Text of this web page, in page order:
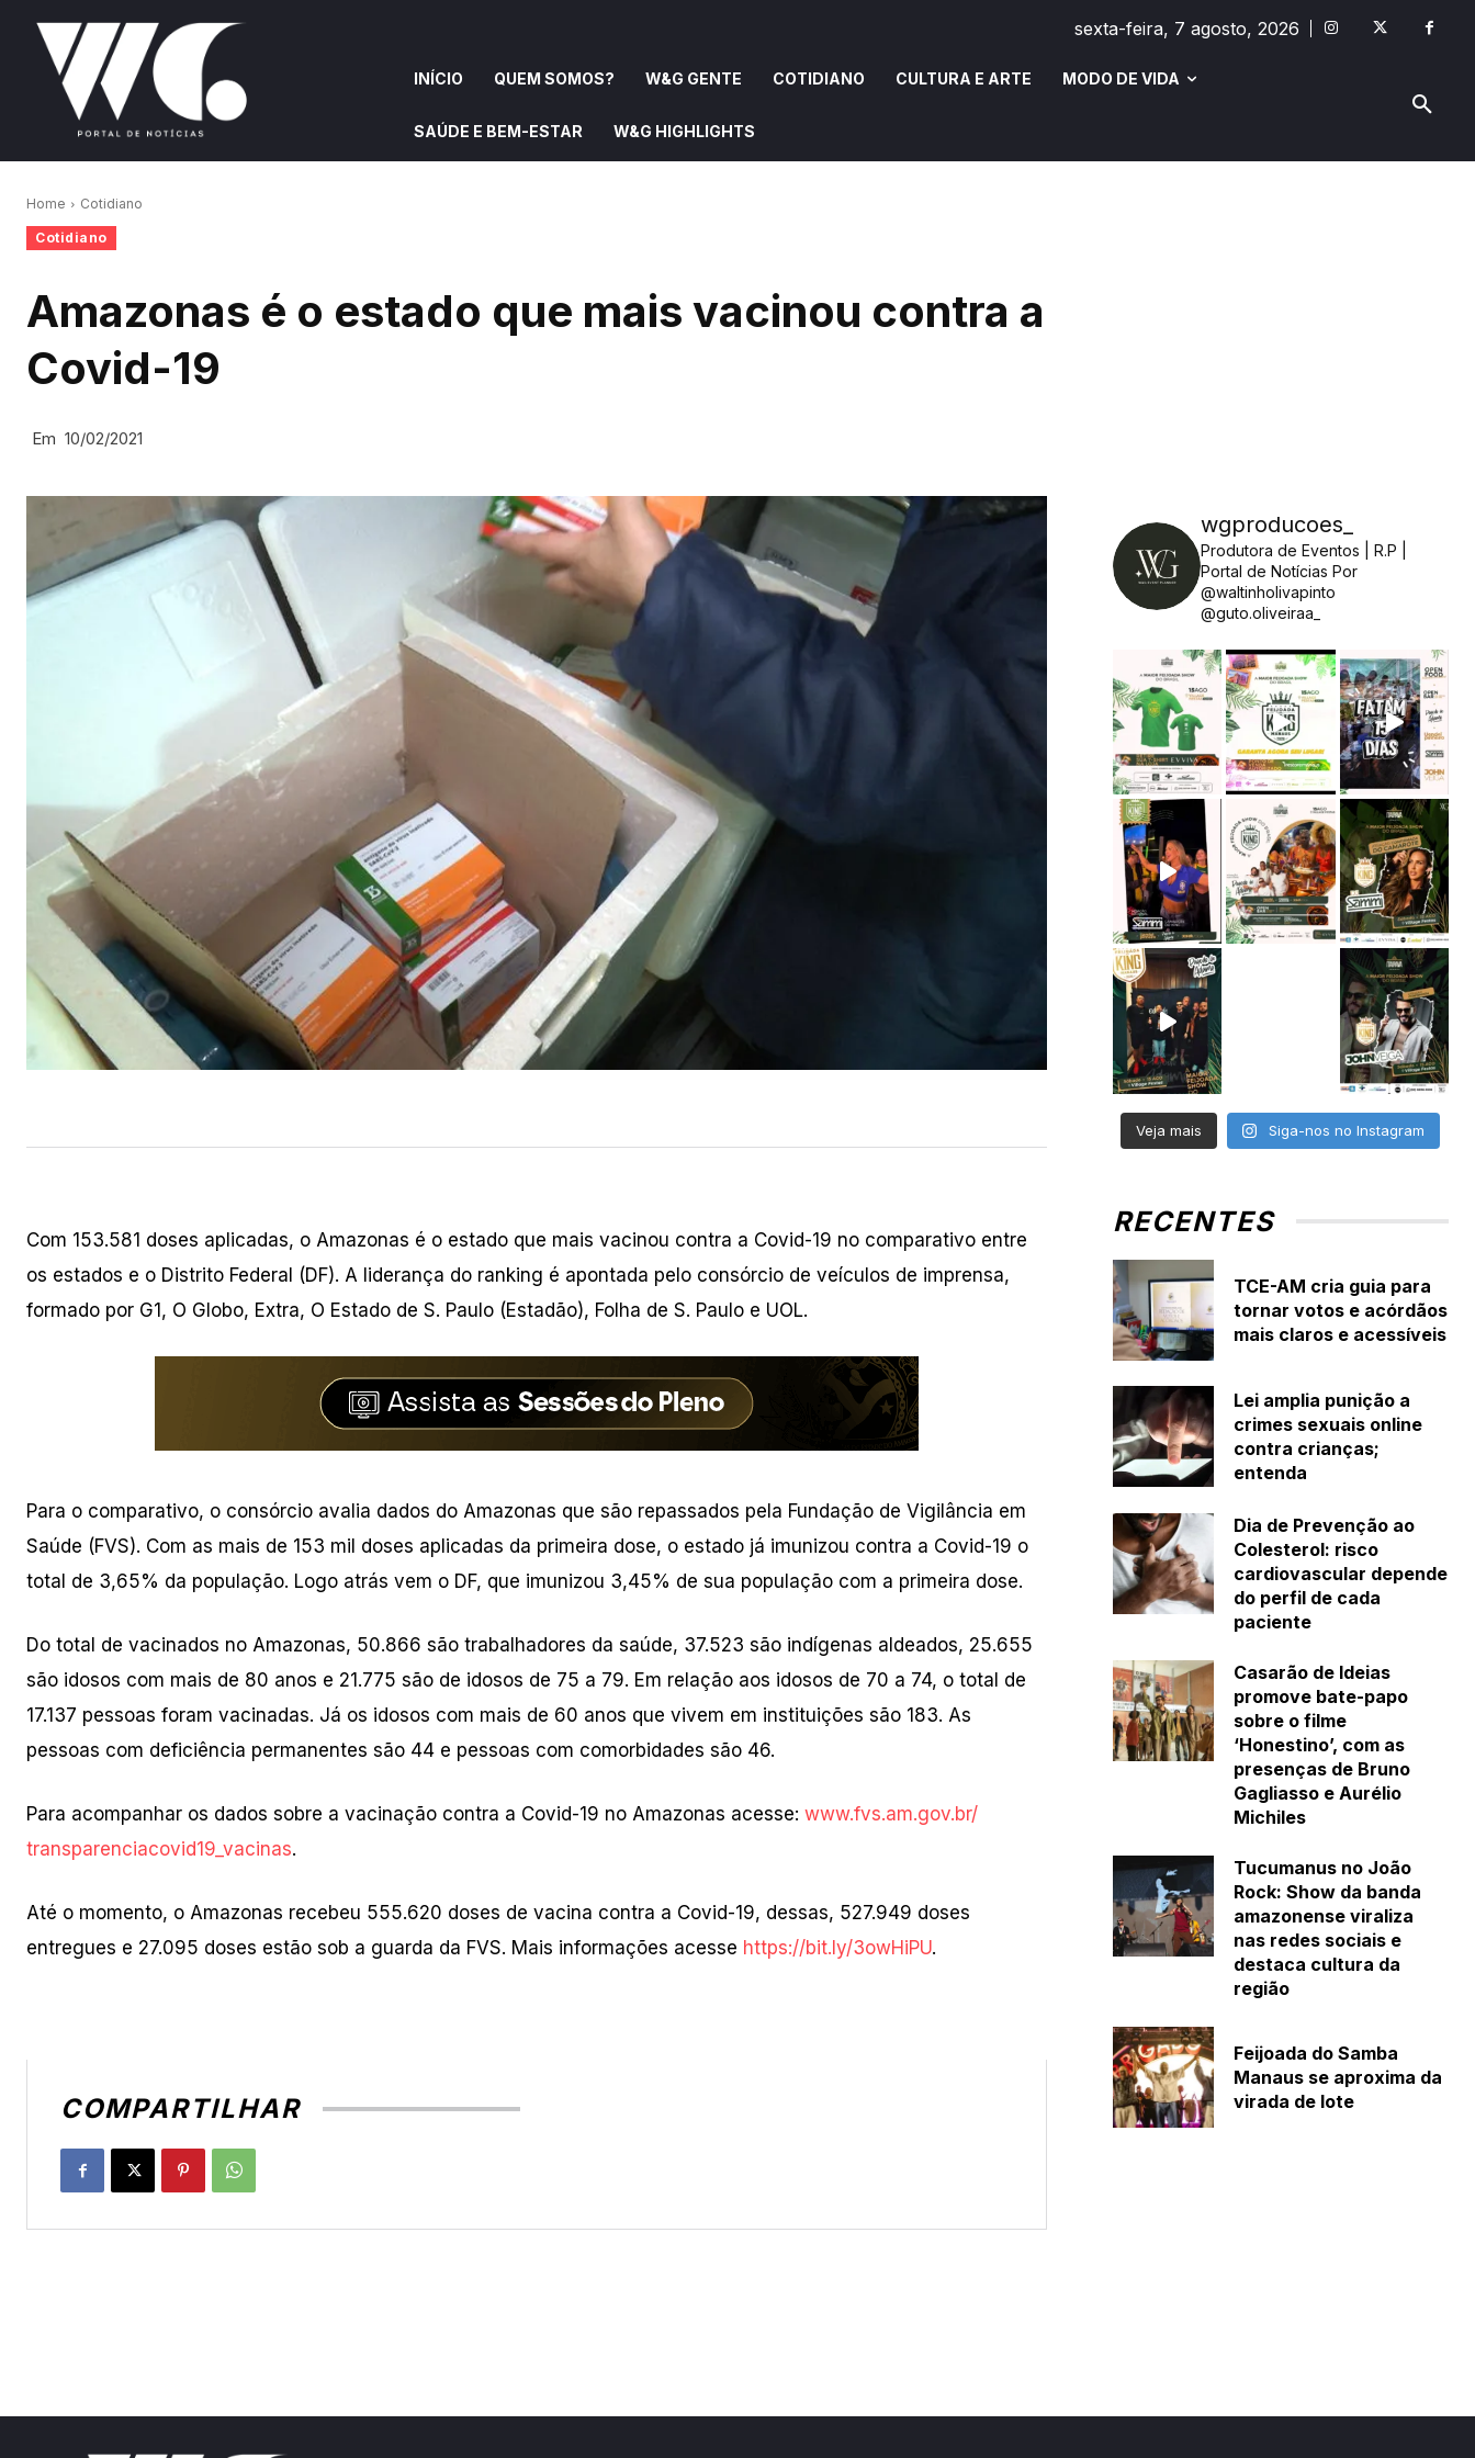
sexta-feira, 7 agosto, 2026
INÍCIO QUEM SOMOS? W&G GENTE COTIDIANO CULTURA E ARTE MODO DE VIDA
SAÚDE E BEM-ESTAR W&G HIGHLIGHTS
Home Cotidiano
Cotidiano
Amazonas é o estado que mais vacinou contra a
Covid-19
Em 10/02/2021
Com 153.581 doses aplicadas, o Amazonas é o estado que mais vacinou contra a Covid-19 no comparativo entre
os estados e o Distrito Federal (DF). A liderança do ranking é apontada pelo consórcio de veículos de imprensa,
formado por G1, O Globo, Extra, O Estado de S. Paulo (Estadão), Folha de S. Paulo e UOL.
Para o comparativo, o consórcio avalia dados do Amazonas que são repassados pela Fundação de Vigilância em
Saúde (FVS). Com as mais de 153 mil doses aplicadas da primeira dose, o estado já imunizou contra a Covid-19 o
total de 3,65% da população. Logo atrás vem o DF, que imunizou 3,45% de sua população com a primeira dose.
Do total de vacinados no Amazonas, 50.866 são trabalhadores da saúde, 37.523 são indígenas aldeados, 25.655
são idosos com mais de 80 anos e 21.775 são de idosos de 75 a 79. Em relação aos idosos de 70 a 74, o total de
17.137 pessoas foram vacinadas. Já os idosos com mais de 60 anos que vivem em instituições são 183. As
pessoas com deficiência permanentes são 44 e pessoas com comorbidades são 46.
Para acompanhar os dados sobre a vacinação contra a Covid-19 no Amazonas acesse: www.fvs.am.gov.br/
transparenciacovid19_vacinas.
Até o momento, o Amazonas recebeu 555.620 doses de vacina contra a Covid-19, dessas, 527.949 doses
entregues e 27.095 doses estão sob a guarda da FVS. Mais informações acesse https://bit.ly/3owHiPU.
COMPARTILHAR
wgproducoes_
Produtora de Eventos | R.P |
Portal de Notícias Por
@waltinholivapinto
@guto.oliveiraa_
Veja mais Siga-nos no Instagram
RECENTES
TCE-AM cria guia para
tornar votos e acórdãos
mais claros e acessíveis
Lei amplia punição a
crimes sexuais online
contra crianças;
entenda
Dia de Prevenção ao
Colesterol: risco
cardiovascular depende
do perfil de cada
paciente
Casarão de Ideias
promove bate-papo
sobre o filme
‘Honestino’, com as
presenças de Bruno
Gagliasso e Aurélio
Michiles
Tucumanus no João
Rock: Show da banda
amazonense viraliza
nas redes sociais e
destaca cultura da
região
Feijoada do Samba
Manaus se aproxima da
virada de lote